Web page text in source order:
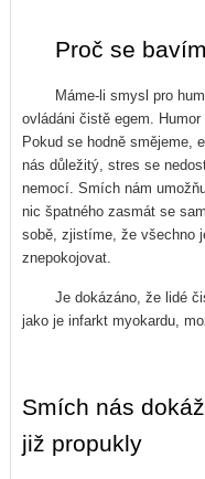
Proč se
Máme-li smysl pro
ovládáni čistě egem.
Pokud se hodně smějeme,
nás důležitý, stres se
nemocí. Smích nám
nic špatného zasmát se
sobě, zjistíme, že všechno
znepokojovat.
Je dokázáno, že lidé
jako je infarkt myokardu,
Smích nás
již propukly